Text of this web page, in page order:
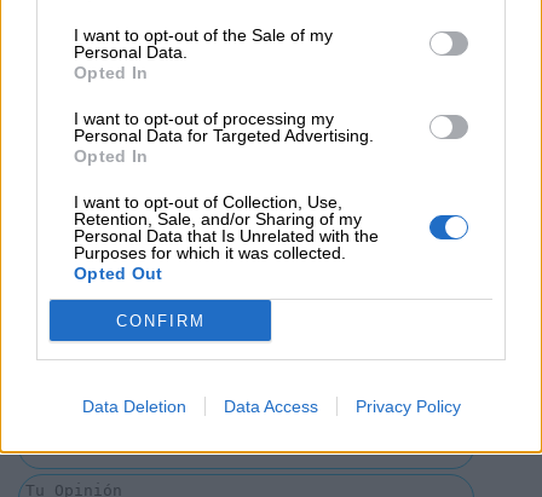
I want to opt-out of the Sale of my
Personal Data.
Opted In
I want to opt-out of processing my
Personal Data for Targeted Advertising.
Opted In
I want to opt-out of Collection, Use,
Retention, Sale, and/or Sharing of my
Personal Data that Is Unrelated with the
Purposes for which it was collected.
Opted Out
CONFIRM
Data Deletion Data Access Privacy Policy
Sólo los usuarios registrados pueden escribir comentarios